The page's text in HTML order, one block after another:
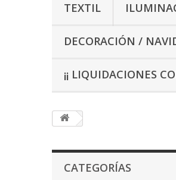
TEXTIL
DECORACIÓN /
¡¡ LIQUIDACIONES
CATEGORÍAS